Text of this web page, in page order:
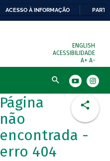
ACESSO À INFORMAÇÃO
ENGLISH
ACESSIBILIDADE
A+ A-
Busca
Página
não
encontrada -
erro 404